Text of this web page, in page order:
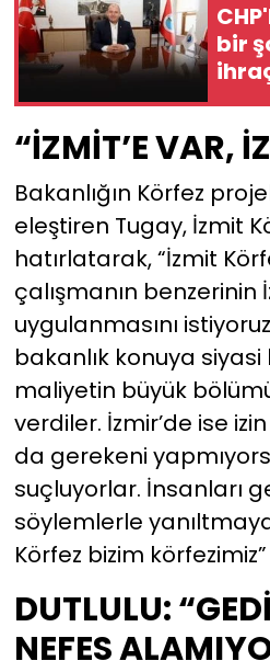
bir
“İZMİT’E VAR,
Bakanlığın Körfez
eleştiren Tugay, İzmit
hatırlatarak, “İzmit
çalışmanın benzerinin
uygulanmasını
bakanlık konuya siyasi
maliyetin büyük
verdiler. İzmir’de ise
da gerekeni
suçluyorlar. İnsanları
söylemlerle
Körfez bizim
DUTLULU:
NEFES